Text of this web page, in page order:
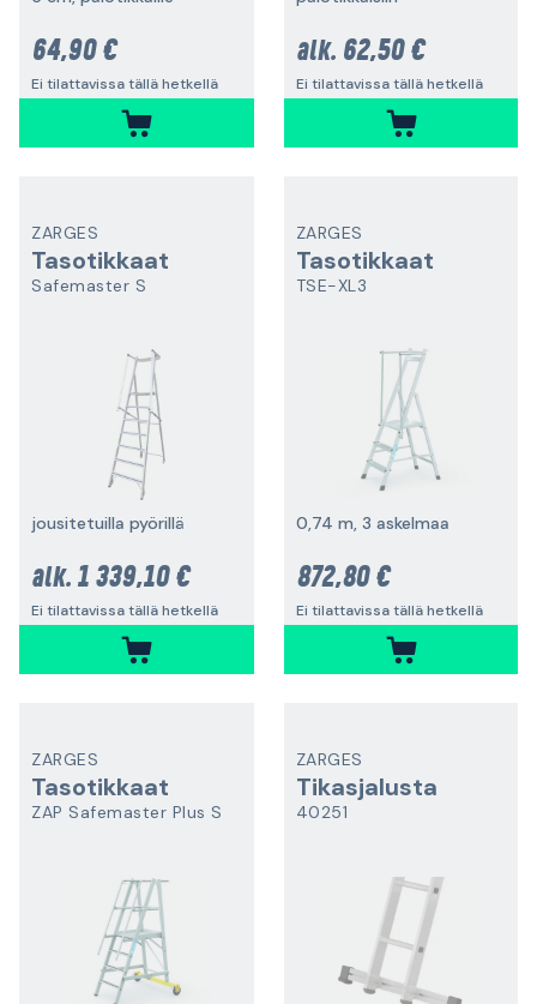
64,90 €
Ei tilattavissa tällä hetkellä
alk. 62,50 €
Ei tilattavissa tällä hetkellä
ZARGES
Tasotikkaat
Safemaster S
jousitetuilla pyörillä
alk. 1 339,10 €
Ei tilattavissa tällä hetkellä
ZARGES
Tasotikkaat
TSE-XL3
0,74 m, 3 askelmaa
872,80 €
Ei tilattavissa tällä hetkellä
ZARGES
Tasotikkaat
ZAP Safemaster Plus S
ZARGES
Tikasjalusta
40251